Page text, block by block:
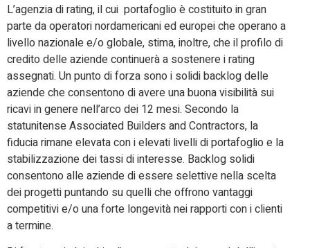
L’agenzia di rating, il cui portafoglio è costituito in gran
parte da operatori nordamericani ed europei che operano a
livello nazionale e/o globale, stima, inoltre, che il profilo di
credito delle aziende continuerà a sostenere i rating
assegnati. Un punto di forza sono i solidi backlog delle
aziende che consentono di avere una buona visibilità sui
ricavi in genere nell’arco dei 12 mesi. Secondo la
statunitense Associated Builders and Contractors, la
fiducia rimane elevata con i elevati livelli di portafoglio e la
stabilizzazione dei tassi di interesse. Backlog solidi
consentono alle aziende di essere selettive nella scelta
dei progetti puntando su quelli che offrono vantaggi
competitivi e/o una forte longevità nei rapporti con i clienti
a termine.